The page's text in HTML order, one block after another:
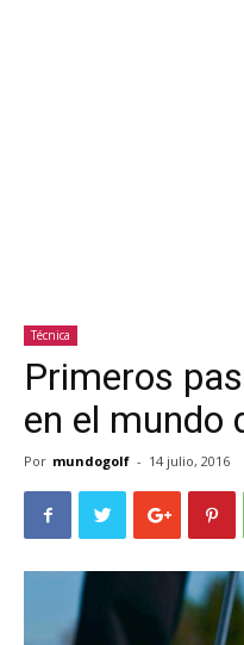
Técnica
Primeros
en el mundo
Por mundogolf - 14 julio, 2016